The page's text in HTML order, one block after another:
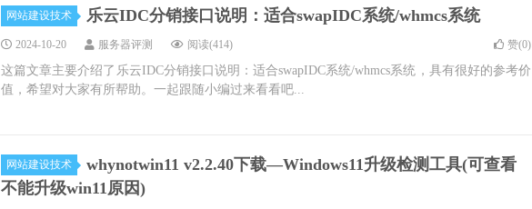
网站建设技术 乐云IDC分销接口说明：适合swapIDC系统/whmcs系统
2024-10-20 服务器评测 阅读(414) 赞(0)
这篇文章主要介绍了乐云IDC分销接口说明：适合swapIDC系统/whmcs系统，具有很好的参考价
值，希望对大家有所帮助。一起跟随小编过来看看吧...
网站建设技术
whynotwin11 v2.2.40下载—Windows11升级检测工具(可查看
不能升级win11原因)